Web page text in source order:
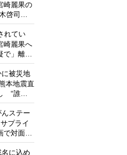
崎麗果の
啓司の
闘争」
れてい
崎麗果へ
」離婚
」へ
被災地
本地震直
“誰に
、むし
思い
ステー
プライ
対面し
を与える
号泣しま
に込め